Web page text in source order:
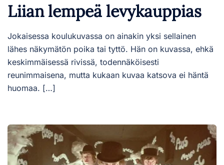
Liian lempeä levykauppias
Jokaisessa koulukuvassa on ainakin yksi sellainen
lähes näkymätön poika tai tyttö. Hän on kuvassa, ehkä
keskimmäisessä rivissä, todennäköisesti
reunimmaisena, mutta kukaan kuvaa katsova ei häntä
huomaa. […]